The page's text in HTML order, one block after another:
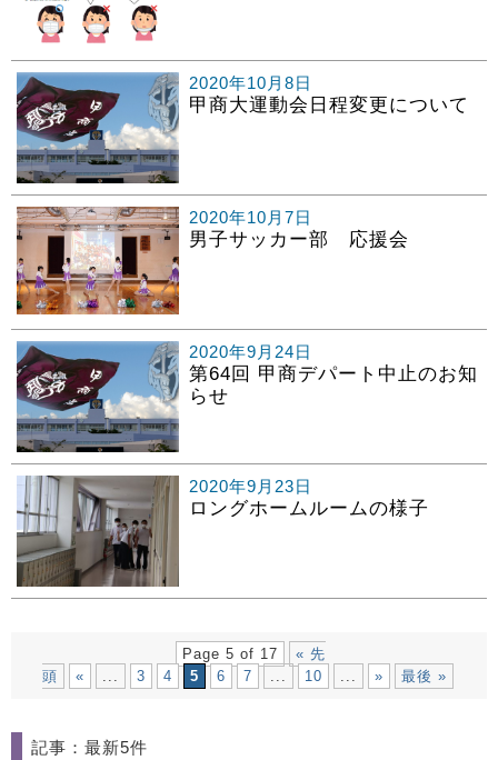
2020年10月8日
甲商大運動会日程変更について
2020年10月7日
男子サッカー部 応援会
2020年9月24日
第64回 甲商デパート中止のお知
らせ
2020年9月23日
ロングホームルームの様子
Page 5 of 17
« 先
頭
« ... 3 4 5 6 7 ... 10 ... » 最後 »
記事：最新5件